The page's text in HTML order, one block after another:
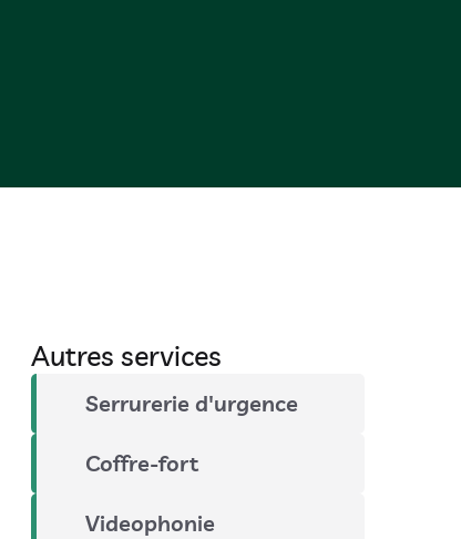
Autres services
Serrurerie d'urgence
Coffre-fort
Videophonie